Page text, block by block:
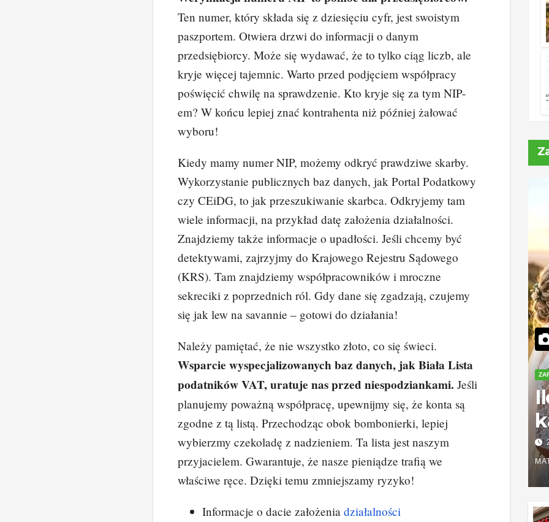
b
o
o
k
st dI
n
t
Li
n
k
Ten numer, który składa się z dziesięciu cyfr, jest swoistym
paszportem. Otwiera drzwi do informacji o danym
przedsiębiorcy. Może się wydawać, że to tylko ciąg liczb, ale
kryje więcej tajemnic. Warto przed podjęciem współpracy
poświęcić chwilę na sprawdzenie. Kto kryje się za tym NIP-
em? W końcu lepiej znać kontrahenta niż później żałować
wyboru!
Kiedy mamy numer NIP, możemy odkryć prawdziwe skarby.
Wykorzystanie publicznych baz danych, jak Portal Podatkowy
czy CEiDG, to jak przeszukiwanie skarbca. Odkryjemy tam
wiele informacji, na przykład datę założenia działalności.
Znajdziemy także informacje o upadłości. Jeśli chcemy być
detektywami, zajrzyjmy do Krajowego Rejestru Sądowego
(KRS). Tam znajdziemy współpracowników i mroczne
sekreciki z poprzednich ról. Gdy dane się zgadzają, czujemy
się jak lew na savannie – gotowi do działania!
Należy pamiętać, że nie wszystko złoto, co się świeci.
Wsparcie wyspecjalizowanych baz danych, jak Biała Lista
podatników VAT, uratuje nas przed niespodziankami. Jeśli
planujemy poważną współpracę, upewnijmy się, że konta są
zgodne z tą listą. Przechodząc obok bombonierki, lepiej
wybierzmy czekoladę z nadzieniem. Ta lista jest naszym
przyjacielem. Gwarantuje, że nasze pieniądze trafią we
właściwe ręce. Dzięki temu zmniejszamy ryzyko!
Informacje o dacie założenia działalności